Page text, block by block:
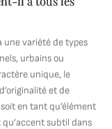
une variété de types
urbains ou
unique, le
et de
en tant qu’élément
subtil dans